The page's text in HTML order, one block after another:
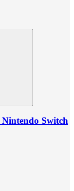
Switch